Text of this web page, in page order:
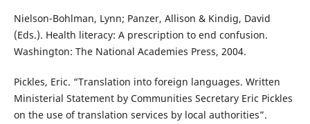
Nielson-Bohlman, Lynn; Panzer, Allison & Kindig, David
(Eds.). Health literacy: A prescription to end confusion.
Washington: The National Academies Press, 2004.
Pickles, Eric. “Translation into foreign languages. Written
Ministerial Statement by Communities Secretary Eric Pickles
on the use of translation services by local authorities”.